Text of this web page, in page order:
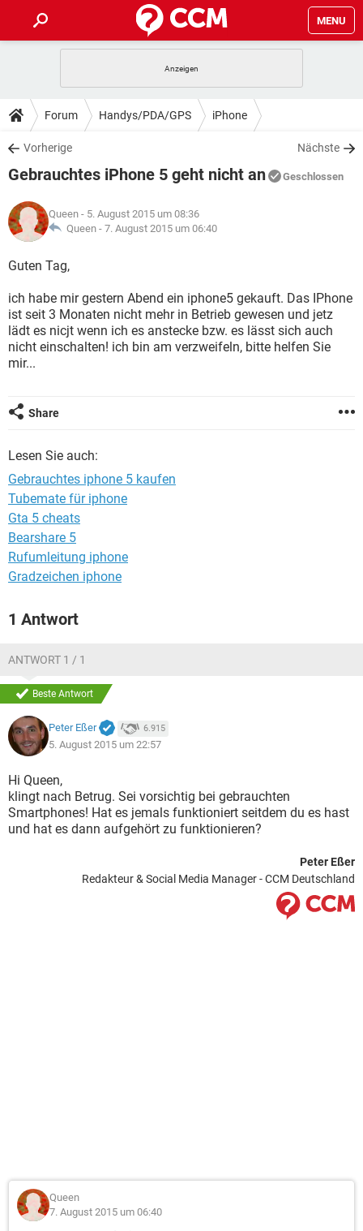
MENU
ANDROID IOS
WINDOWS 10
WHATSAPP TIKTOK
FACEBOOK
TIPPS & TRICKS
SPIELE STREAMING
WHATSAPP TIKTOK
FACEBOOK
DOWNLOADS
SPIELE STREAMING
ANDROID
WINDOWS 10 INSTAGRAM
WHATSAPP
SPIELE STREAMING
ANDROID
WINDOWS 10
WHATSAPP TIKTOK
FACEBOOK HARDWARE
LEXIKON
SPIELE
WINDOWS 10 INSTAGRAM
WHATSAPP TIKTOK
FACEBOOK
Forum Handys/PDA/GPS iPhone
Vorherige Nächste
Gebrauchtes iPhone 5 geht nicht an Geschlossen
Queen - 5. August 2015 um 08:36
Queen - 7. August 2015 um 06:40
Guten Tag,
ich habe mir gestern Abend ein iphone5 gekauft. Das IPhone
ist seit 3 Monaten nicht mehr in Betrieb gewesen und jetz
lädt es nicjt wenn ich es anstecke bzw. es lässt sich auch
nicht einschalten! ich bin am verzweifeln, bitte helfen Sie
mir...
Share
Lesen Sie auch:
Gebrauchtes iphone 5 kaufen
Tubemate für iphone
Gta 5 cheats
Bearshare 5
Rufumleitung iphone
Gradzeichen iphone
1 Antwort
ANTWORT 1 / 1
Beste Antwort
Peter Eßer 6.915
5. August 2015 um 22:57
Hi Queen,
klingt nach Betrug. Sei vorsichtig bei gebrauchten
Smartphones! Hat es jemals funktioniert seitdem du es hast
und hat es dann aufgehört zu funktionieren?
Peter Eßer
Redakteur & Social Media Manager - CCM Deutschland
Queen
7. August 2015 um 06:40